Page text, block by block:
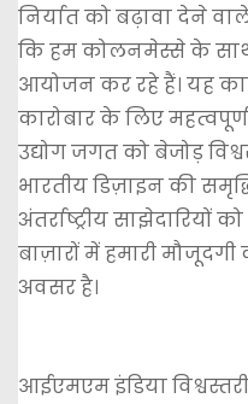
निर्यात को बढ़ावा देने
कि हम कोलनमेस्से के
आयोजन कर रहे हैं। यह
कारोबार के लिए
उद्योग जगत को बेजोड़
भारतीय डिज़ाइन की
अंतर्राष्ट्रीय साझेदारियों
बाज़ारों में हमारी
अवसर है।
आईएमएम इंडिया